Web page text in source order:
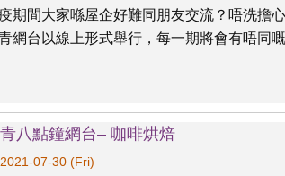
期間大家喺屋企好難同朋友交流？唔洗擔
網台以線上形式舉行，每一期將會有唔同
八點鐘網台– 咖啡烘焙
2021-07-30 (Fri)